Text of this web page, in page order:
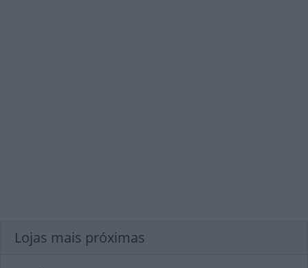
Lojas mais próximas